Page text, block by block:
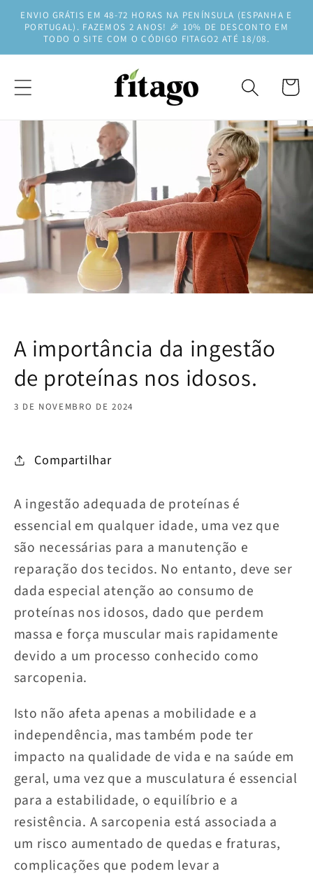
para o
conteúdo
ENVIO GRÁTIS EM 48-72 HORAS NA PENÍNSULA (ESPANHA E
PORTUGAL). FAZEMOS 2 ANOS! 🎉 10% DE DESCONTO EM
TODO O SITE COM O CÓDIGO FITAGO2 ATÉ 18/08.
A importância da ingestão
de proteínas nos idosos.
3 DE NOVEMBRO DE 2024
Compartilhar
A ingestão adequada de proteínas é
essencial em qualquer idade, uma vez que
são necessárias para a manutenção e
reparação dos tecidos. No entanto, deve ser
dada especial atenção ao consumo de
proteínas nos idosos, dado que perdem
massa e força muscular mais rapidamente
devido a um processo conhecido como
sarcopenia.
Isto não afeta apenas a mobilidade e a
independência, mas também pode ter
impacto na qualidade de vida e na saúde em
geral, uma vez que a musculatura é essencial
para a estabilidade, o equilíbrio e a
resistência. A sarcopenia está associada a
um risco aumentado de quedas e fraturas,
complicações que podem levar a